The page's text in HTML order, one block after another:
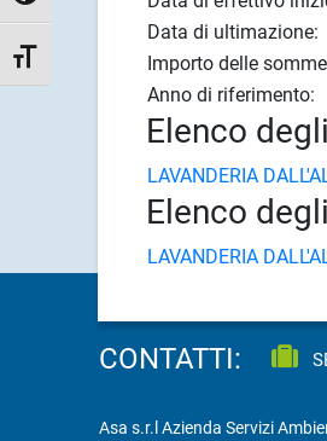
Attiva/disattiva dimensione testo
Data di ultimazione:
Importo delle
Anno di riferimento:
Elenco
LAVANDERIA
Elenco
LAVANDERIA
CONTATTI:
Asa s.r.l Azienda Servizi